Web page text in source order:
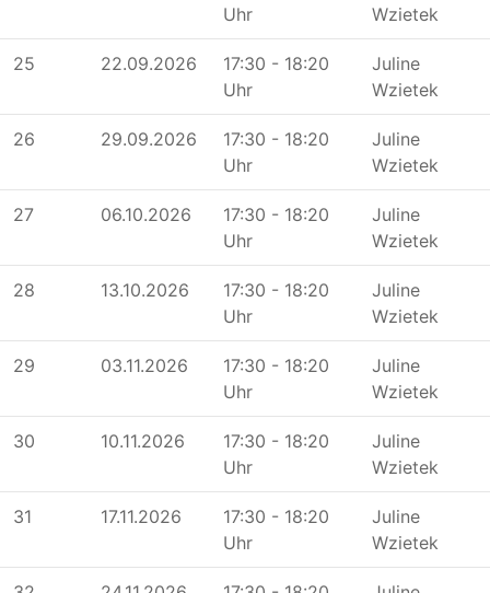
Uhr
Wzietek
25 22.09.2026
17:30 - 18:20
Uhr
Juline
Wzietek
26 29.09.2026
17:30 - 18:20
Uhr
Juline
Wzietek
27 06.10.2026
17:30 - 18:20
Uhr
Juline
Wzietek
28 13.10.2026
17:30 - 18:20
Uhr
Juline
Wzietek
29 03.11.2026
17:30 - 18:20
Uhr
Juline
Wzietek
30 10.11.2026
17:30 - 18:20
Uhr
Juline
Wzietek
31 17.11.2026
17:30 - 18:20
Uhr
Juline
Wzietek